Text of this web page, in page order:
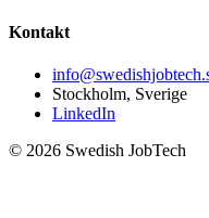
Kontakt
Stockholm, Sverige
LinkedIn
© 2026 Swedish JobTech